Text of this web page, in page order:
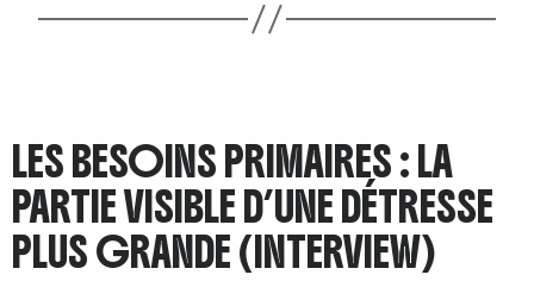
LES BESOINS PRIMAIRES : LA
PARTIE VISIBLE D’UNE DÉTRESSE
PLUS GRANDE (INTERVIEW)